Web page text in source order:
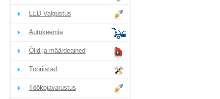
LED Valgustus
Autokeemia
Õlid ja määrdeained
Tööriistad
Töökojavarustus